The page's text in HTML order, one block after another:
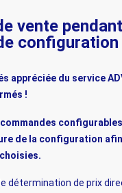
vente
configuration
appréciée du service
!
de la configuration
détermination de prix